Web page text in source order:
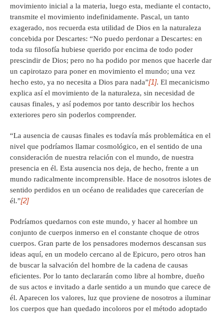
movimiento inicial a la materia, luego esta, mediante el contacto,
transmite el movimiento indefinidamente. Pascal, un tanto
exagerado, nos recuerda esta utilidad de Dios en la naturaleza
concebida por Descartes: “No puedo perdonar a Descartes: en
toda su filosofía hubiese querido por encima de todo poder
prescindir de Dios; pero no ha podido por menos que hacerle dar
un capirotazo para poner en movimiento el mundo; una vez
hecho esto, ya no necesita a Dios para nada”[1]. El mecanicismo
explica así el movimiento de la naturaleza, sin necesidad de
causas finales, y así podemos por tanto describir los hechos
exteriores pero sin poderlos comprender.
“La ausencia de causas finales es todavía más problemática en el
nivel que podríamos llamar cosmológico, en el sentido de una
consideración de nuestra relación con el mundo, de nuestra
presencia en él. Esta ausencia nos deja, de hecho, frente a un
mundo radicalmente incomprensible. Hace de nosotros islotes de
sentido perdidos en un océano de realidades que carecerían de
él.”[2]
Podríamos quedarnos con este mundo, y hacer al hombre un
conjunto de cuerpos inmerso en el constante choque de otros
cuerpos. Gran parte de los pensadores modernos descansan sus
ideas aquí, en un modelo cercano al de Epicuro, pero otros han
de buscar la salvación del hombre de la cadena de causas
eficientes. Por lo tanto declararán como libre al hombre, dueño
de sus actos e invitado a darle sentido a un mundo que carece de
él. Aparecen los valores, luz que proviene de nosotros a iluminar
los cuerpos que han quedado incoloros por el método adoptado